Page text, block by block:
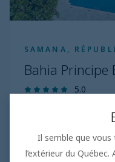
SAMANA,
Bahia Principe
5.0
En savoir plus
Il semble que
l’extérieur du